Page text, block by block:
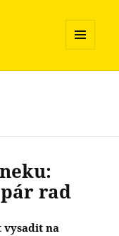
A
rad
vysadit na